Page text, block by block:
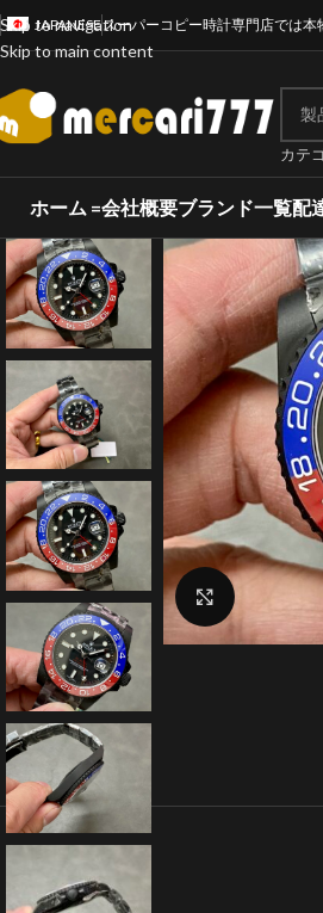
Skip to navigation
Skip to main content
JAPANESEスーパーコピー時計専門店では
カテ
ホーム =会社概要ブランド一覧配
クリックで